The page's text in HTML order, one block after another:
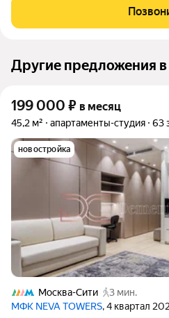
добраться до Москвы, жд и
уютный благоустроенный квартал
Другие предложения
199 000 ₽ в месяц
45,2 м² апартаменты-студия 63
новостройка
Москва-Сити
3 мин.
МФК NEVA TOWERS, 4 квартал